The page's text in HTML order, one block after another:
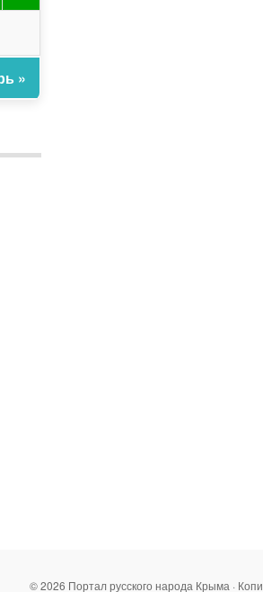
»
© 2026 Портал русского народа Крыма ·